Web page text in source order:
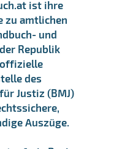
ist ihre
zu amtlichen
und
Republik
offizielle
des
Justiz (BMJ)
Auszüge.